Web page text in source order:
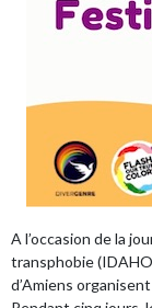
A l’occasion de la
transphobie
d’Amiens